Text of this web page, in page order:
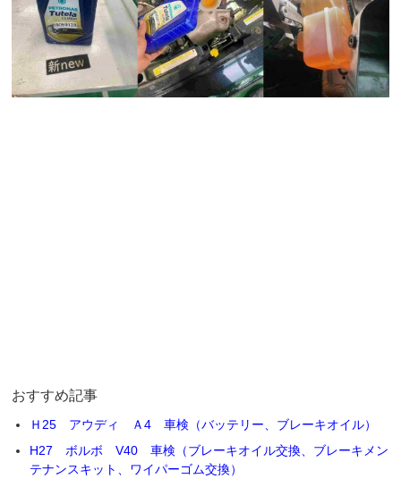
おすすめ記事
Ｈ25 アウディ Ａ4 車検（バッテリー、ブレーキオイル）
H27 ボルボ V40 車検（ブレーキオイル交換、ブレーキメン
テナンスキット、ワイパーゴム交換）